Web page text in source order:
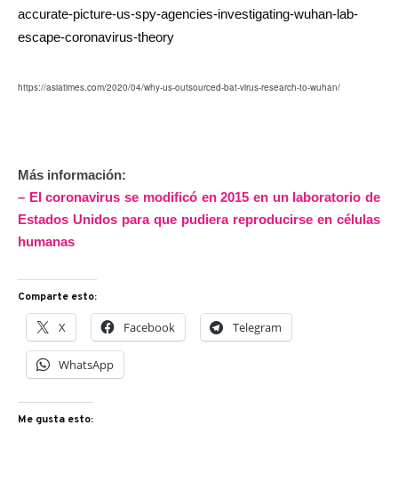
accurate-picture-us-spy-agencies-investigating-wuhan-lab-
escape-coronavirus-theory
https://asiatimes.com/2020/04/why-us-outsourced-bat-virus-research-to-wuhan/
Más información:
– El coronavirus se modificó en 2015 en un laboratorio de
Estados Unidos para que pudiera reproducirse en células
humanas
Comparte esto:
X Facebook Telegram
WhatsApp
Me gusta esto: